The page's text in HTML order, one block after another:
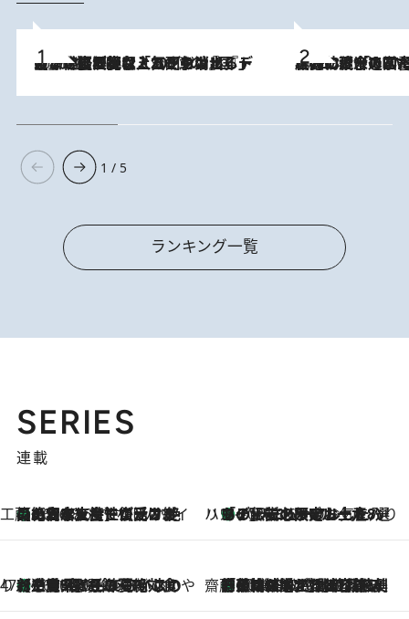
2026.8.5
【なぜ吉沢亮は「気配を消せる」のか？】興行収入208億の『国宝』を経て挑むミュージカル『ディア・エヴァン・ハンセン』。トップ俳優が舞台上でさらけ出した“孤独”とは 2026.8.3
慶應幼稚舎の図書室からテレビの世界に飛び込んだ阿川佐和子（72）
1 / 5
ランキング一覧
SERIES
連載
工藤まやのおもてなしハワイ
2026.8.6
【ハワイ土産】ローカルの絶大な支持で復活！ 絶品の幻クッキー《元ファンの日本人女性が受け継いだ名店》 ハワイ賢者 リサのお気に入りリスト2026.8.6
あの伝説の限定トートも！ リニューアルした「ディーン＆デルーカ ハワイ」で必須のお土産8選
47都道府県の手みやげ ひんやりスイーツで夏を満喫
2026.8.6
【三重県】この夏絶対食べたい 冷やしておいしいおやつ3選 お餅×アイスの新感覚スイーツ 齋藤 薫 美容脳ルネサンス
2026.8.6
「荷物が増えるほど旅ストレスは増す」美容ジャーナリストがたどり着いた最終結論。“化粧品を劇的に減らす”感動の凝縮美容とは